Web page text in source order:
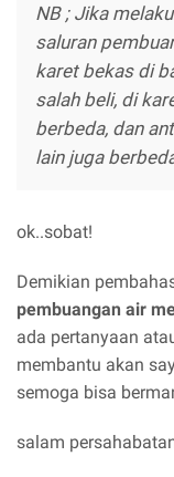
NB ; Jika
saluran
karet bekas di
salah beli, di
berbeda, dan
lain juga
ok..sobat!
Demikian
pembuangan air
ada pertanyaan
membantu akan
semoga bisa
salam